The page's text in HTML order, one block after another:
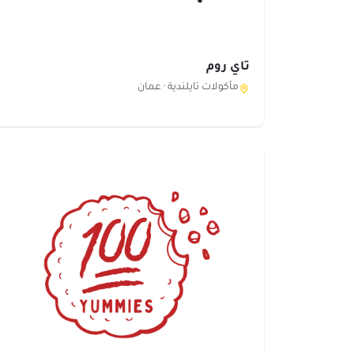
تاي روم
مأكولات تايلندية · عمان